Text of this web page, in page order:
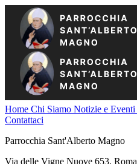
HomeChi SiamoNotizie e Eventi
Contattaci
Home Chi Siamo Notizie e Eventi
Contattaci
Parrocchia Sant'Alberto Magno
Via delle Vigne Nuove 653, Roma